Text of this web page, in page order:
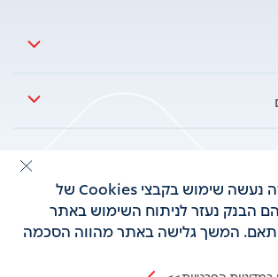
לידיעתך, באתר זה נעשה שימוש בקבצי Cookies של
הבנק נעזר לניתוח השימוש באתר
המשך גלישה באתר מהווה הסכמה